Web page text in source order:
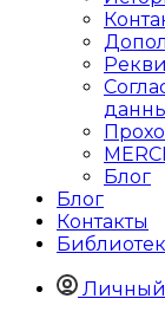
Блог
Блог
Контакты
Личный